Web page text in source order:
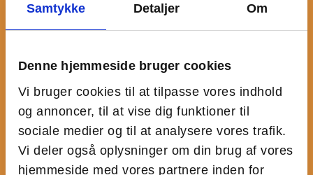
Samtykke Detaljer Om
Denne hjemmeside bruger cookies
Vi bruger cookies til at tilpasse vores indhold
og annoncer, til at vise dig funktioner til
sociale medier og til at analysere vores trafik.
Vi deler også oplysninger om din brug af vores
hjemmeside med vores partnere inden for
Meetings and events